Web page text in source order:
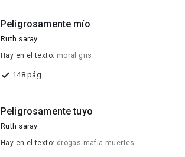
Peligrosamente mío
Ruth saray
Hay en el texto: moral gris
148 pág.
Peligrosamente tuyo
Ruth saray
Hay en el texto: drogas mafia muertes